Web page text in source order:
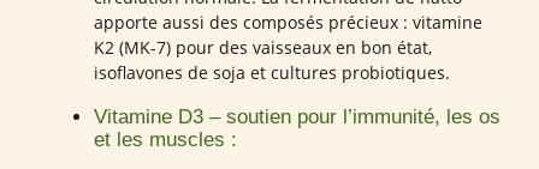
apporte aussi des composés précieux : vitamine
K2 (MK-7) pour des vaisseaux en bon état,
isoflavones de soja et cultures probiotiques.
Vitamine D3 – soutien pour l’immunité, les os
et les muscles :